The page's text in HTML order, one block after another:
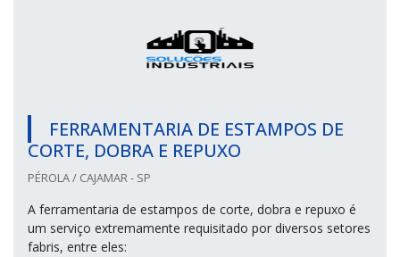
FERRAMENTARIA DE ESTAMPOS DE
CORTE, DOBRA E REPUXO
PÉROLA / CAJAMAR - SP
A ferramentaria de estampos de corte, dobra e repuxo é
um serviço extremamente requisitado por diversos setores
fabris, entre eles: